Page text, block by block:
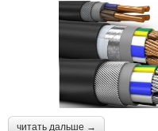
читать дальше →